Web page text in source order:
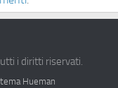
i diritti riservati.
tema Hueman